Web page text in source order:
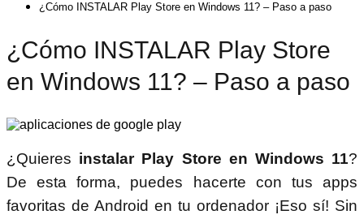
¿Cómo INSTALAR Play Store en Windows 11? – Paso a paso
¿Cómo INSTALAR Play Store
en Windows 11? – Paso a paso
¿Quieres instalar Play Store en Windows 11?
De esta forma, puedes hacerte con tus apps
favoritas de Android en tu ordenador ¡Eso sí! Sin